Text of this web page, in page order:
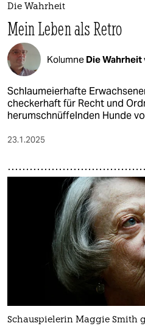
Die Wahrheit
Mein Leben als Retro
Kolumne Die Wahrheit
Schlaumeierhafte
checkerhaft für Recht und
herumschnüffelnden Hunde
23.1.2025
Schauspielerin Maggie Smith